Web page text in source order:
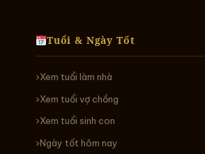
Tuổi & Ngày Tốt
Xem tuổi làm nhà
Xem tuổi vợ chồng
Xem tuổi sinh con
Ngày tốt hôm nay